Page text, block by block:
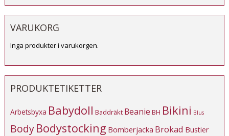
VARUKORG
Inga produkter i varukorgen.
PRODUKTETIKETTER
Arbetsbyxa Babydoll Baddräkt Beanie BH Bikini Blus
BodyBodystocking Bomberjacka Brokad Bustier